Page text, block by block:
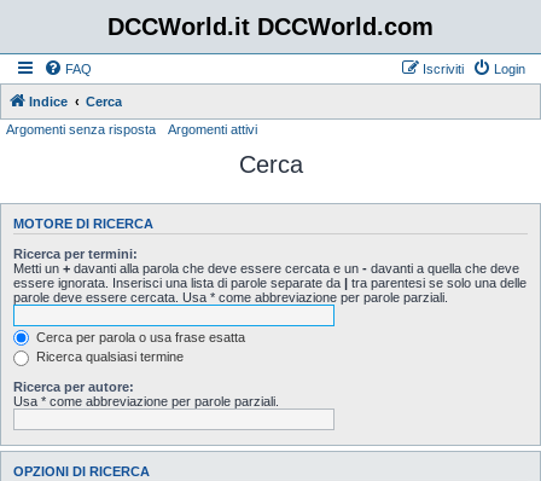
DCCWorld.it DCCWorld.com
FAQ Login
Iscriviti
Indice
Cerca
Argomenti senza risposta
Argomenti attivi
Cerca
MOTORE DI RICERCA
Ricerca per termini:
Metti un + davanti alla parola che deve essere cercata e un - davanti a quella che deve
essere ignorata. Inserisci una lista di parole separate da | tra parentesi se solo una delle
parole deve essere cercata. Usa * come abbreviazione per parole parziali.
Cerca per parola o usa frase esatta
Ricerca qualsiasi termine
Ricerca per autore:
Usa * come abbreviazione per parole parziali.
OPZIONI DI RICERCA